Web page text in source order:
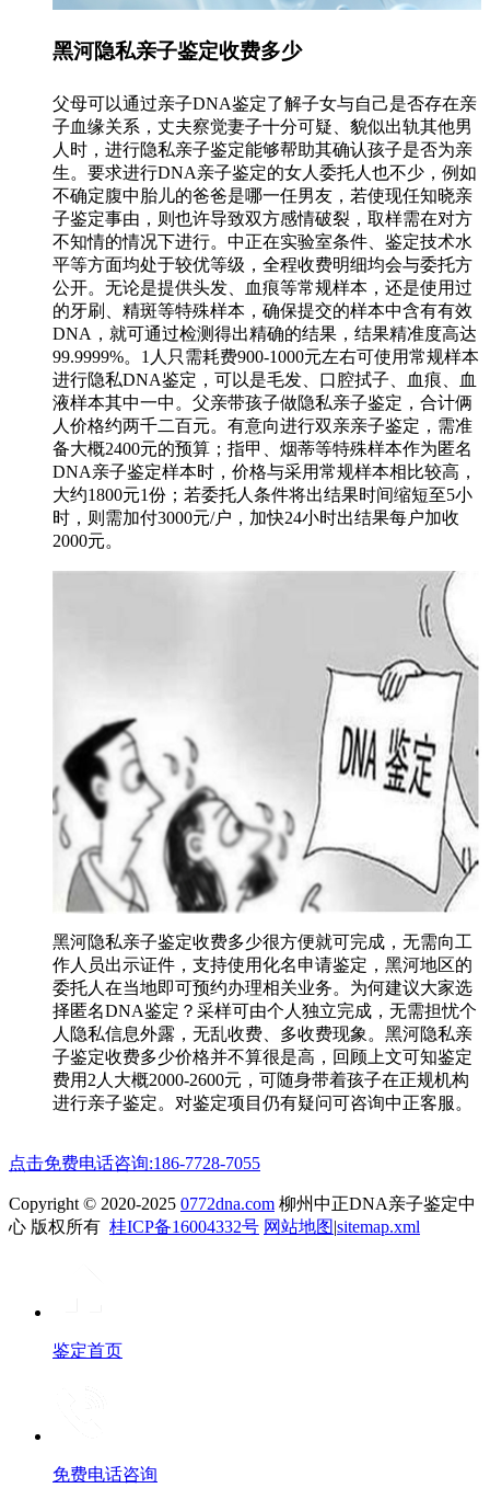
黑河隐私亲子鉴定收费多少
父母可以通过亲子DNA鉴定了解子女与自己是否存在亲
子血缘关系，丈夫察觉妻子十分可疑、貌似出轨其他男
人时，进行隐私亲子鉴定能够帮助其确认孩子是否为亲
生。要求进行DNA亲子鉴定的女人委托人也不少，例如
不确定腹中胎儿的爸爸是哪一任男友，若使现任知晓亲
子鉴定事由，则也许导致双方感情破裂，取样需在对方
不知情的情况下进行。中正在实验室条件、鉴定技术水
平等方面均处于较优等级，全程收费明细均会与委托方
公开。无论是提供头发、血痕等常规样本，还是使用过
的牙刷、精斑等特殊样本，确保提交的样本中含有有效
DNA，就可通过检测得出精确的结果，结果精准度高达
99.9999%。1人只需耗费900-1000元左右可使用常规样本
进行隐私DNA鉴定，可以是毛发、口腔拭子、血痕、血
液样本其中一中。父亲带孩子做隐私亲子鉴定，合计俩
人价格约两千二百元。有意向进行双亲亲子鉴定，需准
备大概2400元的预算；指甲、烟蒂等特殊样本作为匿名
DNA亲子鉴定样本时，价格与采用常规样本相比较高，
大约1800元1份；若委托人条件将出结果时间缩短至5小
时，则需加付3000元/户，加快24小时出结果每户加收
2000元。
黑河隐私亲子鉴定收费多少很方便就可完成，无需向工
作人员出示证件，支持使用化名申请鉴定，黑河地区的
委托人在当地即可预约办理相关业务。为何建议大家选
择匿名DNA鉴定？采样可由个人独立完成，无需担忧个
人隐私信息外露，无乱收费、多收费现象。黑河隐私亲
子鉴定收费多少价格并不算很是高，回顾上文可知鉴定
费用2人大概2000-2600元，可随身带着孩子在正规机构
进行亲子鉴定。对鉴定项目仍有疑问可咨询中正客服。
点击免费电话咨询:186-7728-7055
Copyright © 2020-2025 0772dna.com 柳州中正DNA亲子鉴定中
心 版权所有 桂ICP备16004332号 网站地图|sitemap.xml
鉴定首页
免费电话咨询